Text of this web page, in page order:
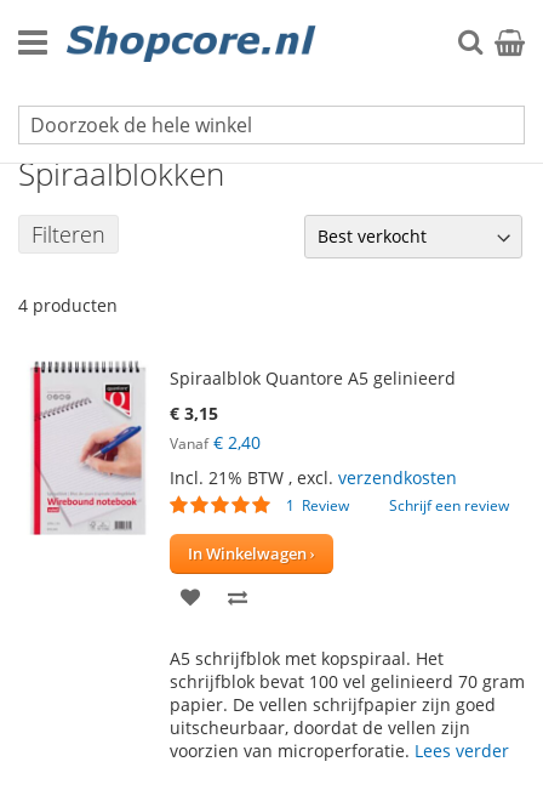
naar
de
Zoek
Schrijfblokken
Spiraalblokken
Filteren
4 producten
Spiraalblok Quantore A5 gelinieerd
€ 3,15
Vanaf € 2,40
Incl. 21% BTW , excl. verzendkosten
Waardering:
1 Review Schrijf een review
In Winkelwagen
VOEG
AAN
VERLANGLIJST
TE
VERGELIJKEN
A5 schrijfblok met kopspiraal. Het
schrijfblok bevat 100 vel gelinieerd 70 gram
papier. De vellen schrijfpapier zijn goed
uitscheurbaar, doordat de vellen zijn
voorzien van microperforatie. Lees verder